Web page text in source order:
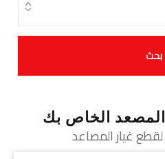
بحث
الخاص بك
لقطع غيار المصاعد